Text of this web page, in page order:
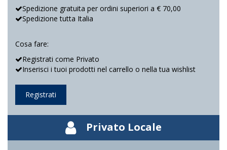
Spedizione gratuita per ordini superiori a € 70,00
Spedizione tutta Italia
Cosa fare:
Registrati come Privato
Inserisci i tuoi prodotti nel carrello o nella tua wishlist
Registrati
Privato Locale